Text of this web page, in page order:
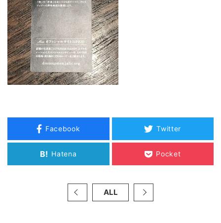
Facebook Twitter
B! Hatena Pocket
ALL